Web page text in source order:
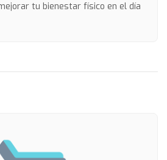
tu bienestar físico en el día